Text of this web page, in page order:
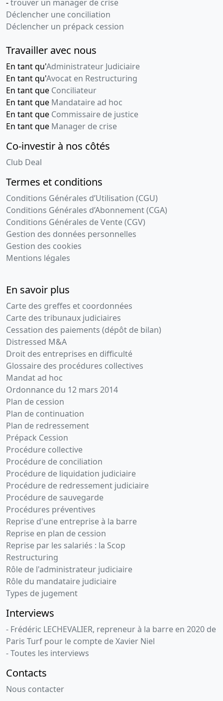
-trouver un manager de crise
Déclencher une conciliation
Déclencher un prépack cession
Travailler avec nous
En tant qu'Administrateur Judiciaire
En tant qu'Avocat en Restructuring
En tant que Conciliateur
En tant que Mandataire ad hoc
En tant que Commissaire de justice
En tant que Manager de crise
Co-investir à nos côtés
Club Deal
Termes et conditions
Conditions Générales d’Utilisation (CGU)
Conditions Générales d’Abonnement (CGA)
Conditions Générales de Vente (CGV)
Gestion des données personnelles
Gestion des cookies
Mentions légales
En savoir plus
Carte des greffes et coordonnées
Carte des tribunaux judiciaires
Cessation des paiements (dépôt de bilan)
Distressed M&A
Droit des entreprises en difficulté
Glossaire des procédures collectives
Mandat ad hoc
Ordonnance du 12 mars 2014
Plan de cession
Plan de continuation
Plan de redressement
Prépack Cession
Procédure collective
Procédure de conciliation
Procédure de liquidation judiciaire
Procédure de redressement judiciaire
Procédure de sauvegarde
Procédures préventives
Reprise d'une entreprise à la barre
Reprise en plan de cession
Reprise par les salariés : la Scop
Restructuring
Rôle de l'administrateur judiciaire
Rôle du mandataire judiciaire
Types de jugement
Interviews
- Frédéric LECHEVALIER, repreneur à la barre en 2020 de
Paris Turf pour le compte de Xavier Niel
- Toutes les interviews
Contacts
Nous contacter